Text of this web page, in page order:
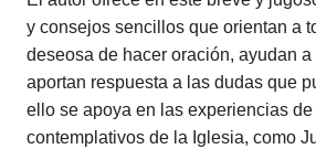
y consejos sencillos que orientan a
deseosa de hacer oración, ayudan a
aportan respuesta a las dudas que
ello se apoya en las experiencias
contemplativos de la Iglesia, como